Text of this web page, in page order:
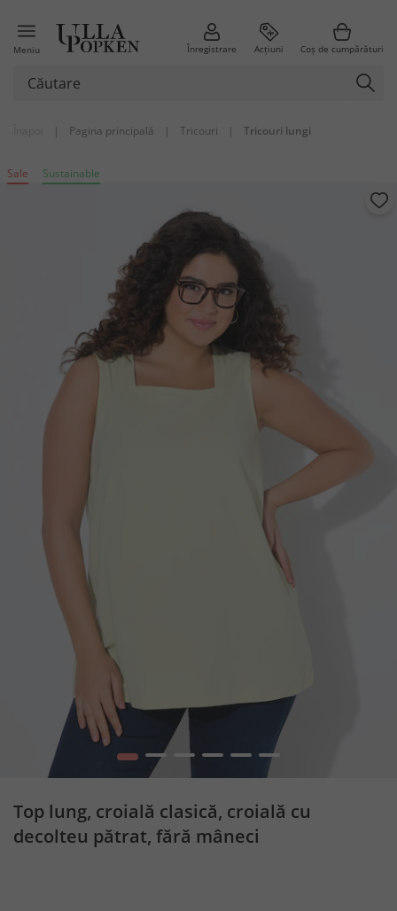
Meniu Înregistrare Acțiuni Coș de cumpărături
| Pagina principală | Tricouri | Tricouri lungi
Sale Sustainable
1 2 4 5 6
Top lung, croială clasică, croială cu
decolteu pătrat, fără mâneci